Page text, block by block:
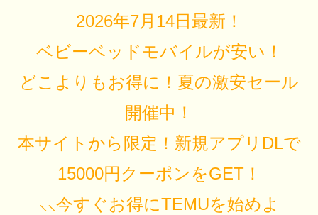
2026年7月14日最新！
ベビーベッドモバイルが安い！
どこよりもお得に！夏の激安セール
開催中！
本サイトから限定！新規アプリDLで
15000円クーポンをGET！
⸜⸜今すぐお得にTEMUを始めよ